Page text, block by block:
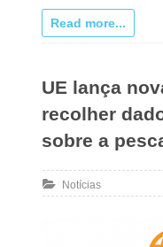
Read more...
UE lança
recolher
sobre a
Notícias